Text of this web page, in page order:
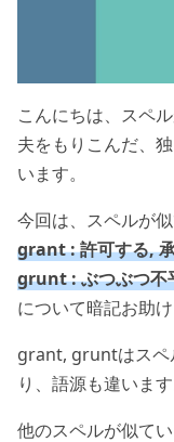
こんにちは、スペ
夫をもりこんだ、
います。
今回は、スペルが似
grant : 許可する,
grunt : ぶつぶつ不
について暗記お助
grant, gruntはスペ
り、語源も違います
他のスペルが似て